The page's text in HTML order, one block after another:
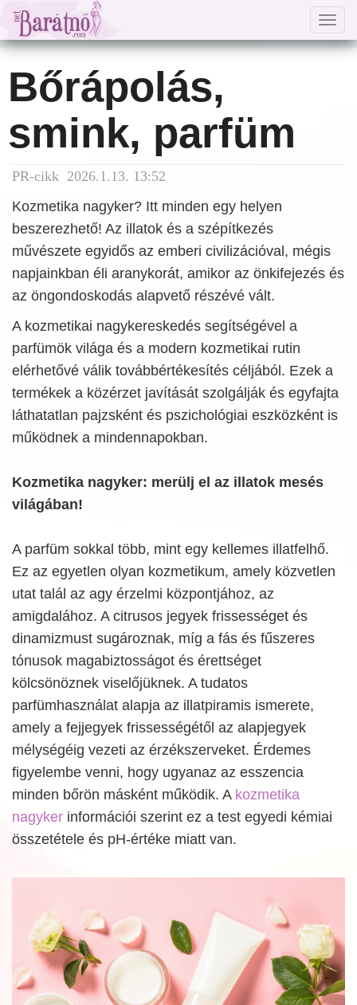
Bőrápolás,
smink, parfüm
PR-cikk 2026.1.13. 13:52
Kozmetika nagyker? Itt minden egy helyen
beszerezhető! Az illatok és a szépítkezés
művészete egyidős az emberi civilizációval, mégis
napjainkban éli aranykorát, amikor az önkifejezés és
az öngondoskodás alapvető részévé vált.
A kozmetikai nagykereskedés segítségével a
parfümök világa és a modern kozmetikai rutin
elérhetővé válik továbbértékesítés céljából. Ezek a
termékek a közérzet javítását szolgálják és egyfajta
láthatatlan pajzsként és pszichológiai eszközként is
működnek a mindennapokban.
Kozmetika nagyker: merülj el az illatok mesés
világában!
A parfüm sokkal több, mint egy kellemes illatfelhő.
Ez az egyetlen olyan kozmetikum, amely közvetlen
utat talál az agy érzelmi központjához, az
amigdalához. A citrusos jegyek frissességet és
dinamizmust sugároznak, míg a fás és fűszeres
tónusok magabiztosságot és érettséget
kölcsönöznek viselőjüknek. A tudatos
parfümhasználat alapja az illatpiramis ismerete,
amely a fejjegyek frissességétől az alapjegyek
mélységéig vezeti az érzékszerveket. Érdemes
figyelembe venni, hogy ugyanaz az esszencia
minden bőrön másként működik. A kozmetika
nagyker információi szerint ez a test egyedi kémiai
összetétele és pH-értéke miatt van.